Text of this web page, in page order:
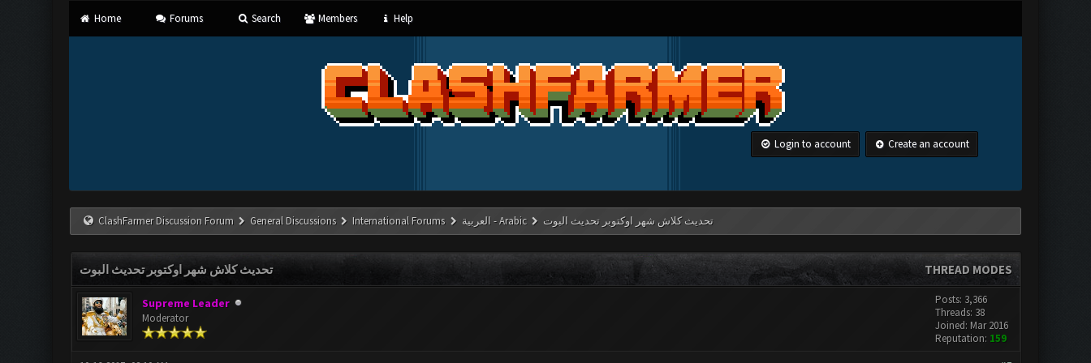
Home Forums Search Members Help
Login to account Create an account
ClashFarmer Discussion Forum General Discussions International Forums العربية - Arabic تحديث كلاش شهر اوكتوبر تحديث البوت
THREAD MODES تحديث كلاش شهر اوكتوبر تحديث البوت
Supreme Leader
Moderator
Posts: 3,366
Threads: 38
Joined: Mar 2016
Reputation: 159